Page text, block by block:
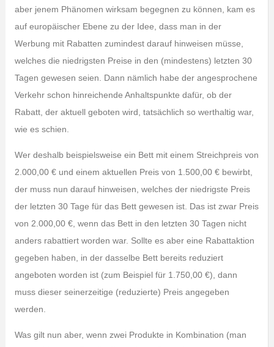
aber jenem Phänomen wirksam begegnen zu können, kam es
auf europäischer Ebene zu der Idee, dass man in der
Werbung mit Rabatten zumindest darauf hinweisen müsse,
welches die niedrigsten Preise in den (mindestens) letzten 30
Tagen gewesen seien. Dann nämlich habe der angesprochene
Verkehr schon hinreichende Anhaltspunkte dafür, ob der
Rabatt, der aktuell geboten wird, tatsächlich so werthaltig war,
wie es schien.
Wer deshalb beispielsweise ein Bett mit einem Streichpreis von
2.000,00 € und einem aktuellen Preis von 1.500,00 € bewirbt,
der muss nun darauf hinweisen, welches der niedrigste Preis
der letzten 30 Tage für das Bett gewesen ist. Das ist zwar Preis
von 2.000,00 €, wenn das Bett in den letzten 30 Tagen nicht
anders rabattiert worden war. Sollte es aber eine Rabattaktion
gegeben haben, in der dasselbe Bett bereits reduziert
angeboten worden ist (zum Beispiel für 1.750,00 €), dann
muss dieser seinerzeitige (reduzierte) Preis angegeben
werden.
Was gilt nun aber, wenn zwei Produkte in Kombination (man